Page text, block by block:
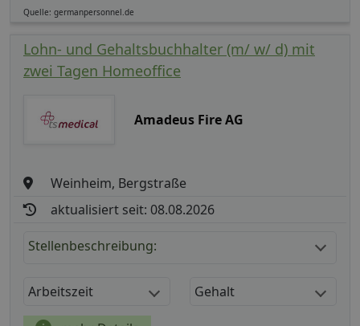
Quelle: germanpersonnel.de
Lohn- und Gehaltsbuchhalter (m/ w/ d) mit
zwei Tagen Homeoffice
Amadeus Fire AG
Weinheim, Bergstraße
aktualisiert seit: 08.08.2026
Stellenbeschreibung:
Arbeitszeit Gehalt